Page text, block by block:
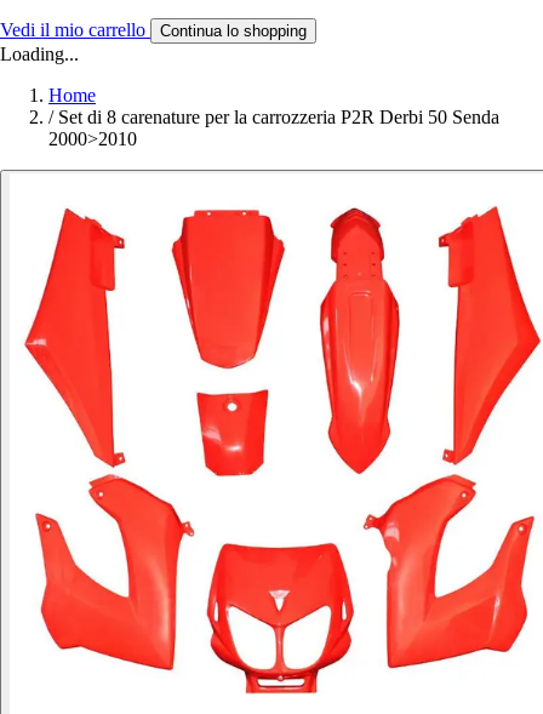
Vedi il mio carrello Continua lo shopping
Loading...
Home
/ Set di 8 carenature per la carrozzeria P2R Derbi 50 Senda
2000>2010